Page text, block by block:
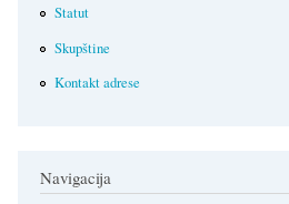
Statut
Skupštine
Kontakt adrese
Navigacija